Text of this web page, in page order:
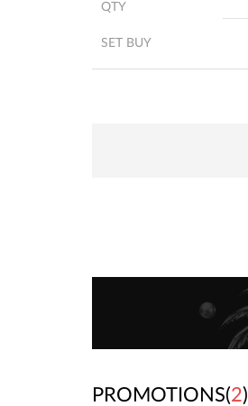
QTY
SET BUY
PROMOTIONS(2)